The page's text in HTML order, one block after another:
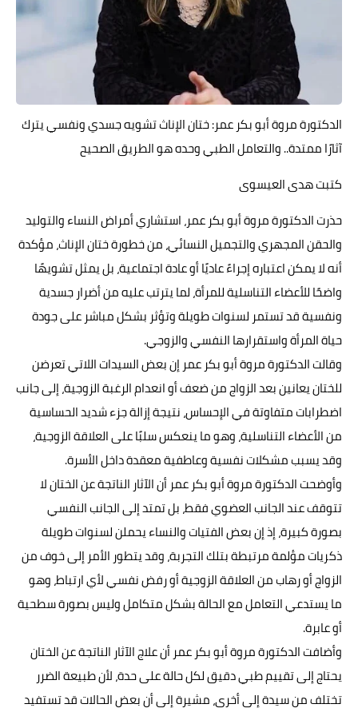
حوادث وقضايا
الصحه والجمال
فن المطبخ
مقالات
الدكتورة مروة أبو بكر عمر: ختان الإناث تشويه جسدي ونفسي يترك
آثارًا ممتدة.. والتعامل الطبي وحده هو الطريق الصحيح
كتبت هدى العيسوى
حذرت الدكتورة مروة أبو بكر عمر، استشاري أمراض النساء والتوليد
والحقن المجهري والتجميل النسائي، من خطورة ختان الإناث، مؤكدة
أنه لا يمكن اعتباره إجراءً عاديًا أو عادة اجتماعية، بل يمثل تشويهًا
واضحًا للأعضاء التناسلية للمرأة، لما يترتب عليه من أضرار جسدية
ونفسية قد تستمر لسنوات طويلة وتؤثر بشكل مباشر على جودة
حياة المرأة واستقرارها النفسي والزوجي.
وقالت الدكتورة مروة أبو بكر عمر إن بعض السيدات اللاتي تعرضن
للختان يعانين بعد الزواج من ضعف أو انعدام الرغبة الزوجية، إلى جانب
اضطرابات متفاوتة في الإحساس، نتيجة إزالة جزء شديد الحساسية
من الأعضاء التناسلية، وهو ما ينعكس سلبًا على العلاقة الزوجية،
وقد يسبب مشكلات نفسية وعاطفية معقدة داخل الأسرة.
وأوضحت الدكتورة مروة أبو بكر عمر أن الآثار الناتجة عن الختان لا
تتوقف عند الجانب العضوي فقط، بل تمتد إلى الجانب النفسي
بصورة كبيرة، إذ إن بعض الفتيات والنساء يحملن لسنوات طويلة
ذكريات مؤلمة مرتبطة بتلك التجربة، وقد يتطور الأمر إلى خوف من
الزواج أو رهاب من العلاقة الزوجية أو رفض نفسي لأي ارتباط، وهو
ما يستدعي التعامل مع الحالة بشكل متكامل وليس بصورة سطحية
أو عابرة.
وأضافت الدكتورة مروة أبو بكر عمر أن علاج الآثار الناتجة عن الختان
يحتاج إلى تقييم طبي دقيق لكل حالة على حدة، لأن طبيعة الضرر
تختلف من سيدة إلى أخرى، مشيرة إلى أن بعض الحالات قد تستفيد